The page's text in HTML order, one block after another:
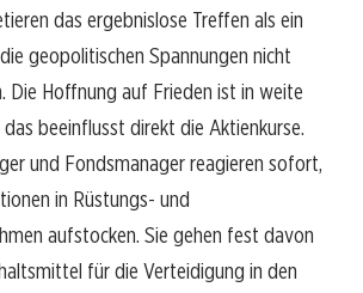
das ergebnislose Treffen als ein
geopolitischen Spannungen nicht
Die Hoffnung auf Frieden ist in weite
beeinflusst direkt die Aktienkurse.
und Fondsmanager reagieren sofort,
in Rüstungs- und
aufstocken. Sie gehen fest davon
für die Verteidigung in den